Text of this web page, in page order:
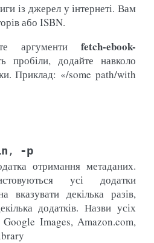
із джерел у інтернеті. Вам
або ISBN.
аргументи fetch-ebook-
пробіли, додайте навколо
Приклад: «/some path/with
, -p
отримання метаданих.
усі додатки
вказувати декілька разів,
додатків. Назви усіх
Google Images, Amazon.com,